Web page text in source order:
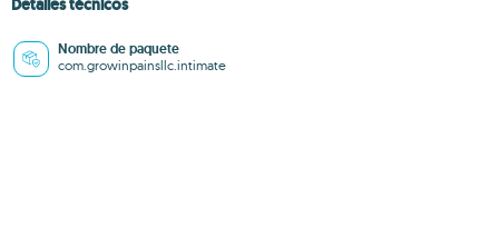
Detalles técnicos
Nombre de paquete
com.growinpainsllc.intimate